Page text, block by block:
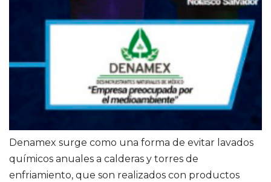
Denamex surge como una forma de evitar lavados
químicos anuales a calderas y torres de
enfriamiento, que son realizados con productos